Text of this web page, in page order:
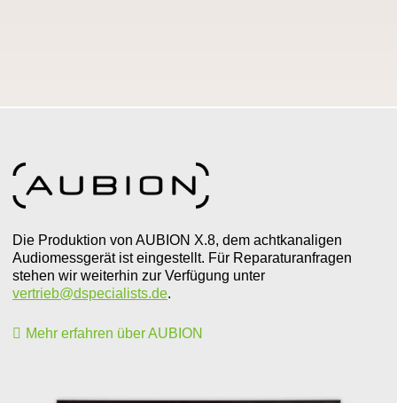
Die Produktion von AUBION X.8, dem achtkanaligen
Audiomessgerät ist eingestellt. Für Reparaturanfragen
stehen wir weiterhin zur Verfügung unter
vertrieb@dspecialists.de.
Mehr erfahren überAUBION